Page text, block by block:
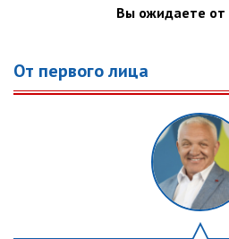
Вы ожидаете от
От первого лица